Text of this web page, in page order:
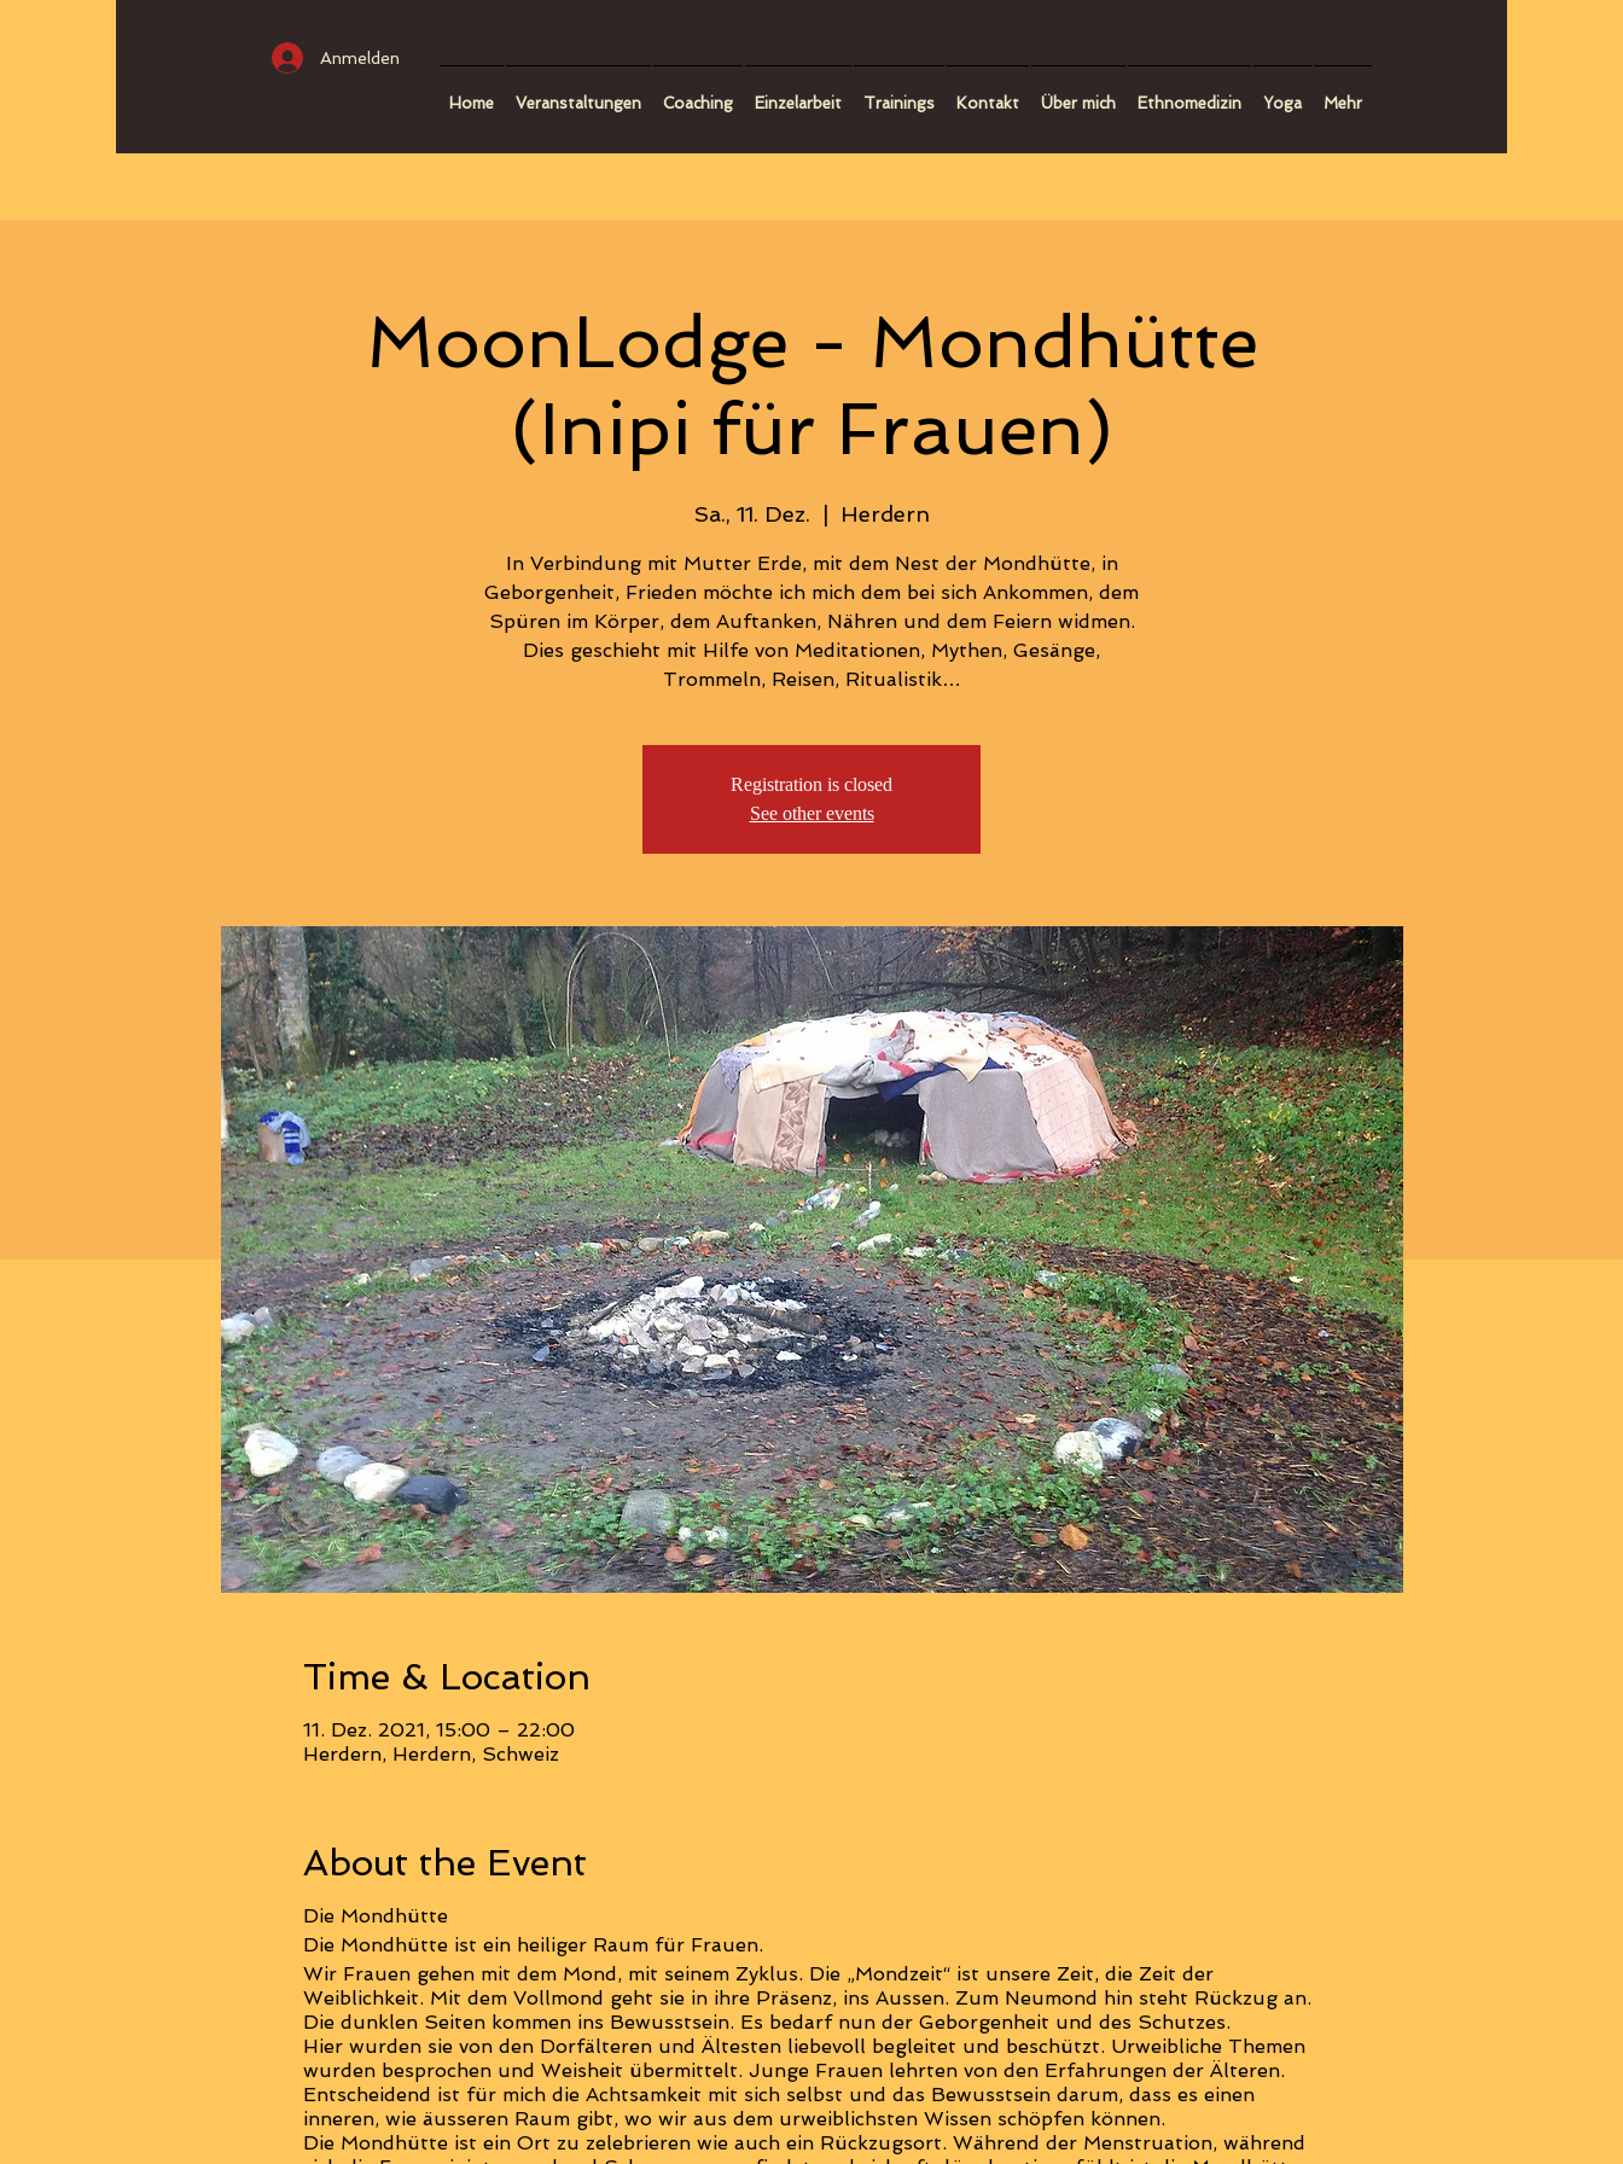
Anmelden
Home Veranstaltungen Coaching Einzelarbeit Trainings Kontakt Über mich Ethnomedizin Yoga Mehr
MoonLodge - Mondhütte
(Inipi für Frauen)
Sa., 11. Dez. Herdern
In Verbindung mit Mutter Erde, mit dem Nest der Mondhütte, in
Geborgenheit, Frieden möchte ich mich dem bei sich Ankommen, dem
Spüren im Körper, dem Auftanken, Nähren und dem Feiern widmen.
Dies geschieht mit Hilfe von Meditationen, Mythen, Gesänge,
Trommeln, Reisen, Ritualistik…
Registration is closed
See other events
Time & Location
11. Dez. 2021, 15:00 – 22:00
Herdern, Herdern, Schweiz
About the Event
Die Mondhütte
Die Mondhütte ist ein heiliger Raum für Frauen.
Wir Frauen gehen mit dem Mond, mit seinem Zyklus. Die „Mondzeit“ ist unsere Zeit, die Zeit der
Weiblichkeit. Mit dem Vollmond geht sie in ihre Präsenz, ins Aussen. Zum Neumond hin steht Rückzug an.
Die dunklen Seiten kommen ins Bewusstsein. Es bedarf nun der Geborgenheit und des Schutzes.
Hier wurden sie von den Dorfälteren und Ältesten liebevoll begleitet und beschützt. Urweibliche Themen
wurden besprochen und Weisheit übermittelt. Junge Frauen lehrten von den Erfahrungen der Älteren.
Entscheidend ist für mich die Achtsamkeit mit sich selbst und das Bewusstsein darum, dass es einen
inneren, wie äusseren Raum gibt, wo wir aus dem urweiblichsten Wissen schöpfen können.
Die Mondhütte ist ein Ort zu zelebrieren wie auch ein Rückzugsort. Während der Menstruation, während